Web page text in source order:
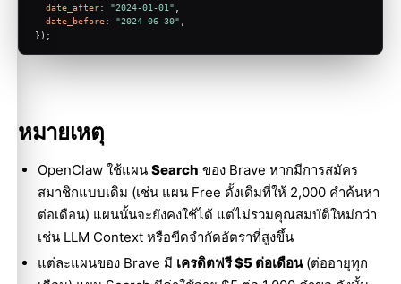
date_after: "2024-01-01"
date_before: "2024-06-30"
});
หมายเหตุ
OpenClaw ใช้แผน Search ของ Brave หากมีการสมัคร
สมาชิกแบบเดิม (เช่น แผน Free ดั้งเดิมที่ให้ 2,000 คำค้นหา
ต่อเดือน) แผนนั้นจะยังคงใช้ได้ แต่ไม่รวมคุณสมบัติใหม่กว่า
เช่น LLM Context หรือขีดจำกัดอัตราที่สูงขึ้น
แต่ละแผนของ Brave มี เครดิตฟรี $5 ต่อเดือน(ต่ออายุทุก